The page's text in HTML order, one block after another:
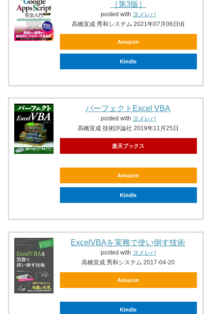
［第3版］
posted with ヨメレバ
高橋宣成 秀和システム 2021年07月06日頃
Amazon
Kindle
パーフェクトExcel VBA
posted with ヨメレバ
高橋宣成 技術評論社 2019年11月25日
楽天ブックス
Amazon
Kindle
ExcelVBAを実務で使い倒す技術
posted with ヨメレバ
高橋宣成 秀和システム 2017-04-20
Amazon
Kindle